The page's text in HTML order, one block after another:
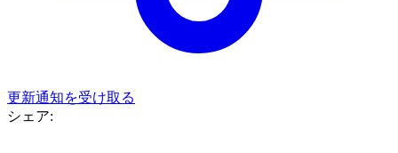
更新通知を受け取る
シェア: